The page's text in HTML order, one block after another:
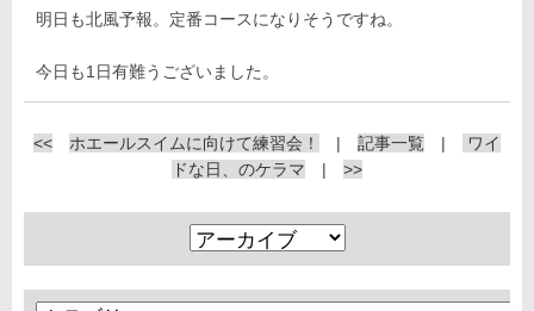
明日も北風予報。定番コースになりそうですね。
今日も1日有難うございました。
<< ホエールスイムに向けて練習会！ | 記事一覧 |
ワイ
ドな日、のケラマ | >>